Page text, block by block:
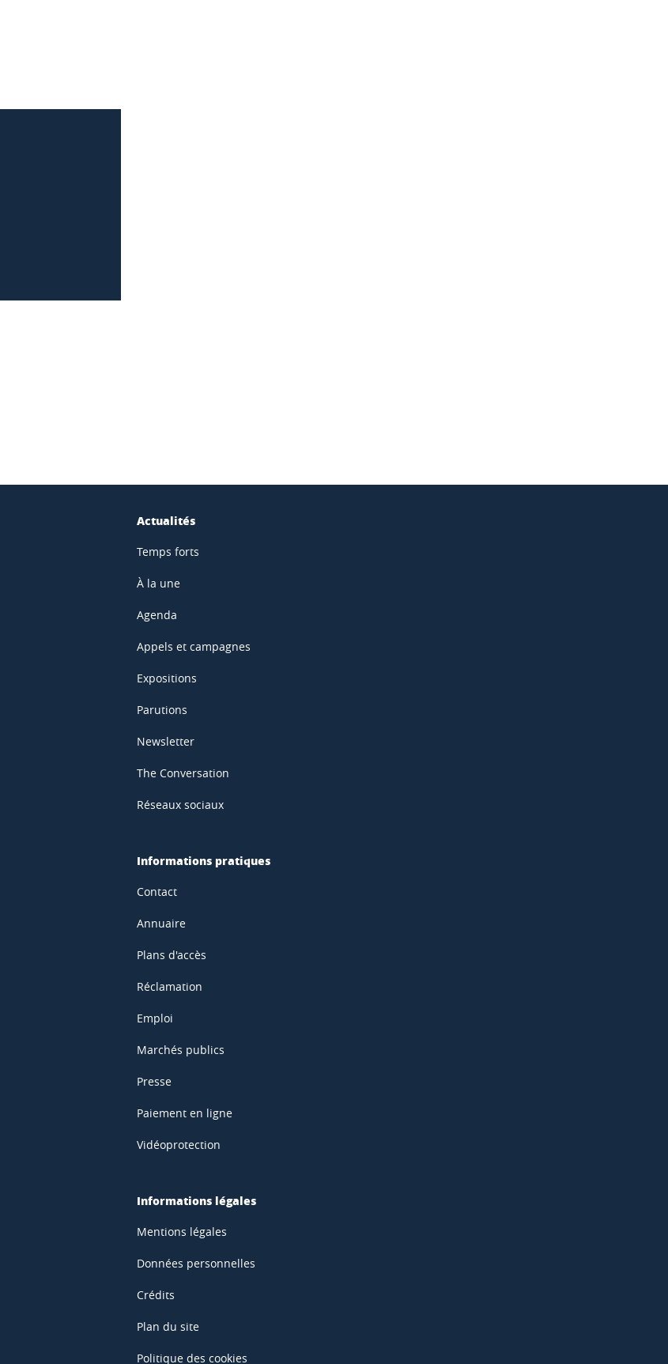
Actualités
Temps forts
À la une
Agenda
Appels et campagnes
Expositions
Parutions
Newsletter
The Conversation
Réseaux sociaux
Informations pratiques
Contact
Annuaire
Plans d'accès
Réclamation
Emploi
Marchés publics
Presse
Paiement en ligne
Vidéoprotection
Informations légales
Mentions légales
Données personnelles
Crédits
Plan du site
Politique des cookies